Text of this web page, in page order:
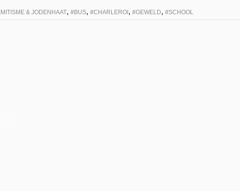
& JODENHAAT, BUS, CHARLEROI, GEWELD, SCHOOL